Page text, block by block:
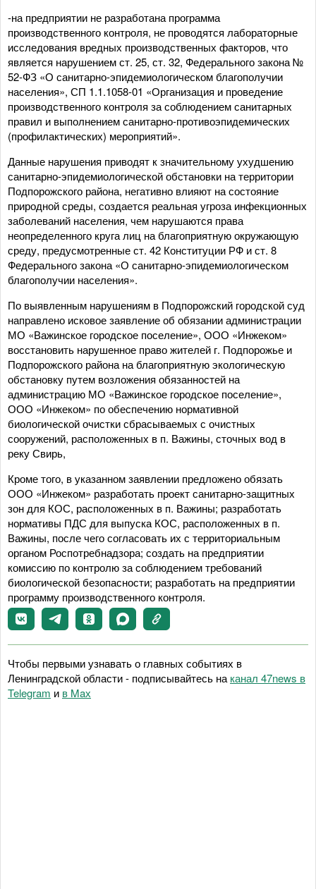
-на предприятии не разработана программа
производственного контроля, не проводятся лабораторные
исследования вредных производственных факторов, что
является нарушением ст. 25, ст. 32, Федерального закона №
52-ФЗ «О санитарно-эпидемиологическом благополучии
населения», СП 1.1.1058-01 «Организация и проведение
производственного контроля за соблюдением санитарных
правил и выполнением санитарно-противоэпидемических
(профилактических) мероприятий».
Данные нарушения приводят к значительному ухудшению
санитарно-эпидемиологической обстановки на территории
Подпорожского района, негативно влияют на состояние
природной среды, создается реальная угроза инфекционных
заболеваний населения, чем нарушаются права
неопределенного круга лиц на благоприятную окружающую
среду, предусмотренные ст. 42 Конституции РФ и ст. 8
Федерального закона «О санитарно-эпидемиологическом
благополучии населения».
По выявленным нарушениям в Подпорожский городской суд
направлено исковое заявление об обязании администрации
МО «Важинское городское поселение», ООО «Инжеком»
восстановить нарушенное право жителей г. Подпорожье и
Подпорожского района на благоприятную экологическую
обстановку путем возложения обязанностей на
администрацию МО «Важинское городское поселение»,
ООО «Инжеком» по обеспечению нормативной
биологической очистки сбрасываемых с очистных
сооружений, расположенных в п. Важины, сточных вод в
реку Свирь,
Кроме того, в указанном заявлении предложено обязать
ООО «Инжеком» разработать проект санитарно-защитных
зон для КОС, расположенных в п. Важины; разработать
нормативы ПДС для выпуска КОС, расположенных в п.
Важины, после чего согласовать их с территориальным
органом Роспотребнадзора; создать на предприятии
комиссию по контролю за соблюдением требований
биологической безопасности; разработать на предприятии
программу производственного контроля.
Чтобы первыми узнавать о главных событиях в
Ленинградской области - подписывайтесь на канал 47news в
Telegram и в Maх